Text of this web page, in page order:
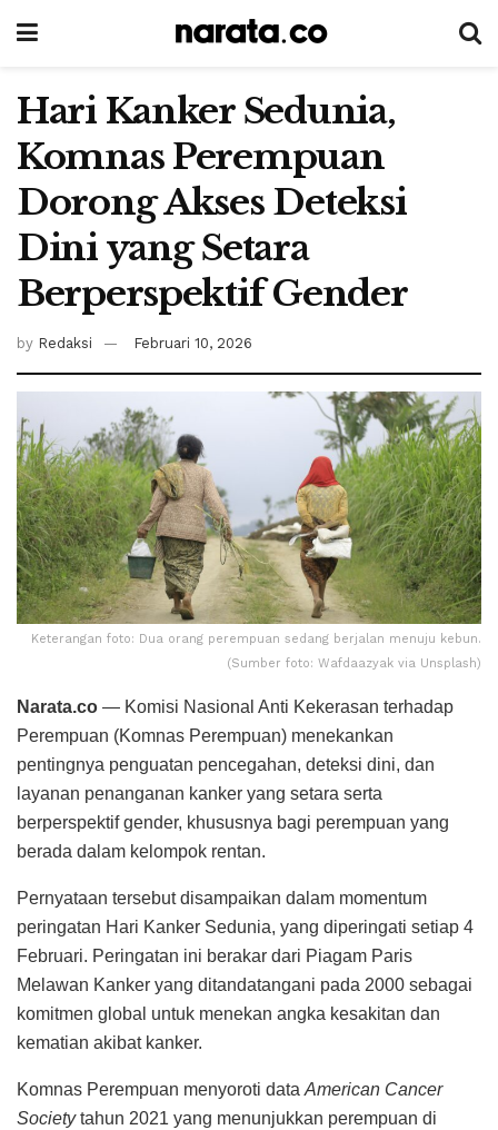
Hari Kanker Sedunia,
Komnas Perempuan
Dorong Akses Deteksi
Dini yang Setara
Berperspektif Gender
by Redaksi Februari 10, 2026
Keterangan foto: Dua orang perempuan sedang berjalan menuju kebun.
(Sumber foto: Wafdaazyak via Unsplash)
Narata.co — Komisi Nasional Anti Kekerasan terhadap
Perempuan (Komnas Perempuan) menekankan
pentingnya penguatan pencegahan, deteksi dini, dan
layanan penanganan kanker yang setara serta
berperspektif gender, khususnya bagi perempuan yang
berada dalam kelompok rentan.
Pernyataan tersebut disampaikan dalam momentum
peringatan Hari Kanker Sedunia, yang diperingati setiap 4
Februari. Peringatan ini berakar dari Piagam Paris
Melawan Kanker yang ditandatangani pada 2000 sebagai
komitmen global untuk menekan angka kesakitan dan
kematian akibat kanker.
Komnas Perempuan menyoroti data American Cancer
Societytahun 2021 yang menunjukkan perempuan di